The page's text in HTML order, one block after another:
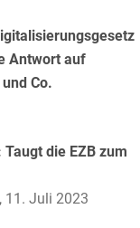
Antwort auf
und Co.
die EZB zum
11. Juli 2023